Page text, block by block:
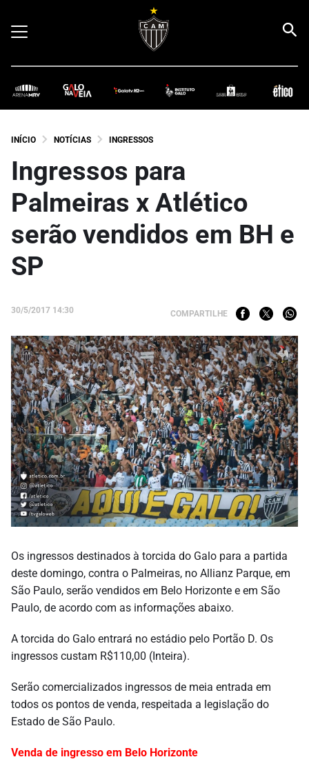
INÍCIO NOTÍCIAS INGRESSOS
Ingressos para
Palmeiras x Atlético
serão vendidos em BH e
SP
30/5/2017 14:30 COMPARTILHE
Os ingressos destinados à torcida do Galo para a partida
deste domingo, contra o Palmeiras, no Allianz Parque, em
São Paulo, serão vendidos em Belo Horizonte e em São
Paulo, de acordo com as informações abaixo.
A torcida do Galo entrará no estádio pelo Portão D. Os
ingressos custam R$110,00 (Inteira).
Serão comercializados ingressos de meia entrada em
todos os pontos de venda, respeitada a legislação do
Estado de São Paulo.
Venda de ingresso em Belo Horizonte